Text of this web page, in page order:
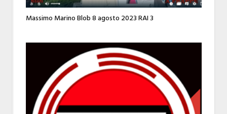
Massimo Marino Blob 8 agosto 2023 RAI 3